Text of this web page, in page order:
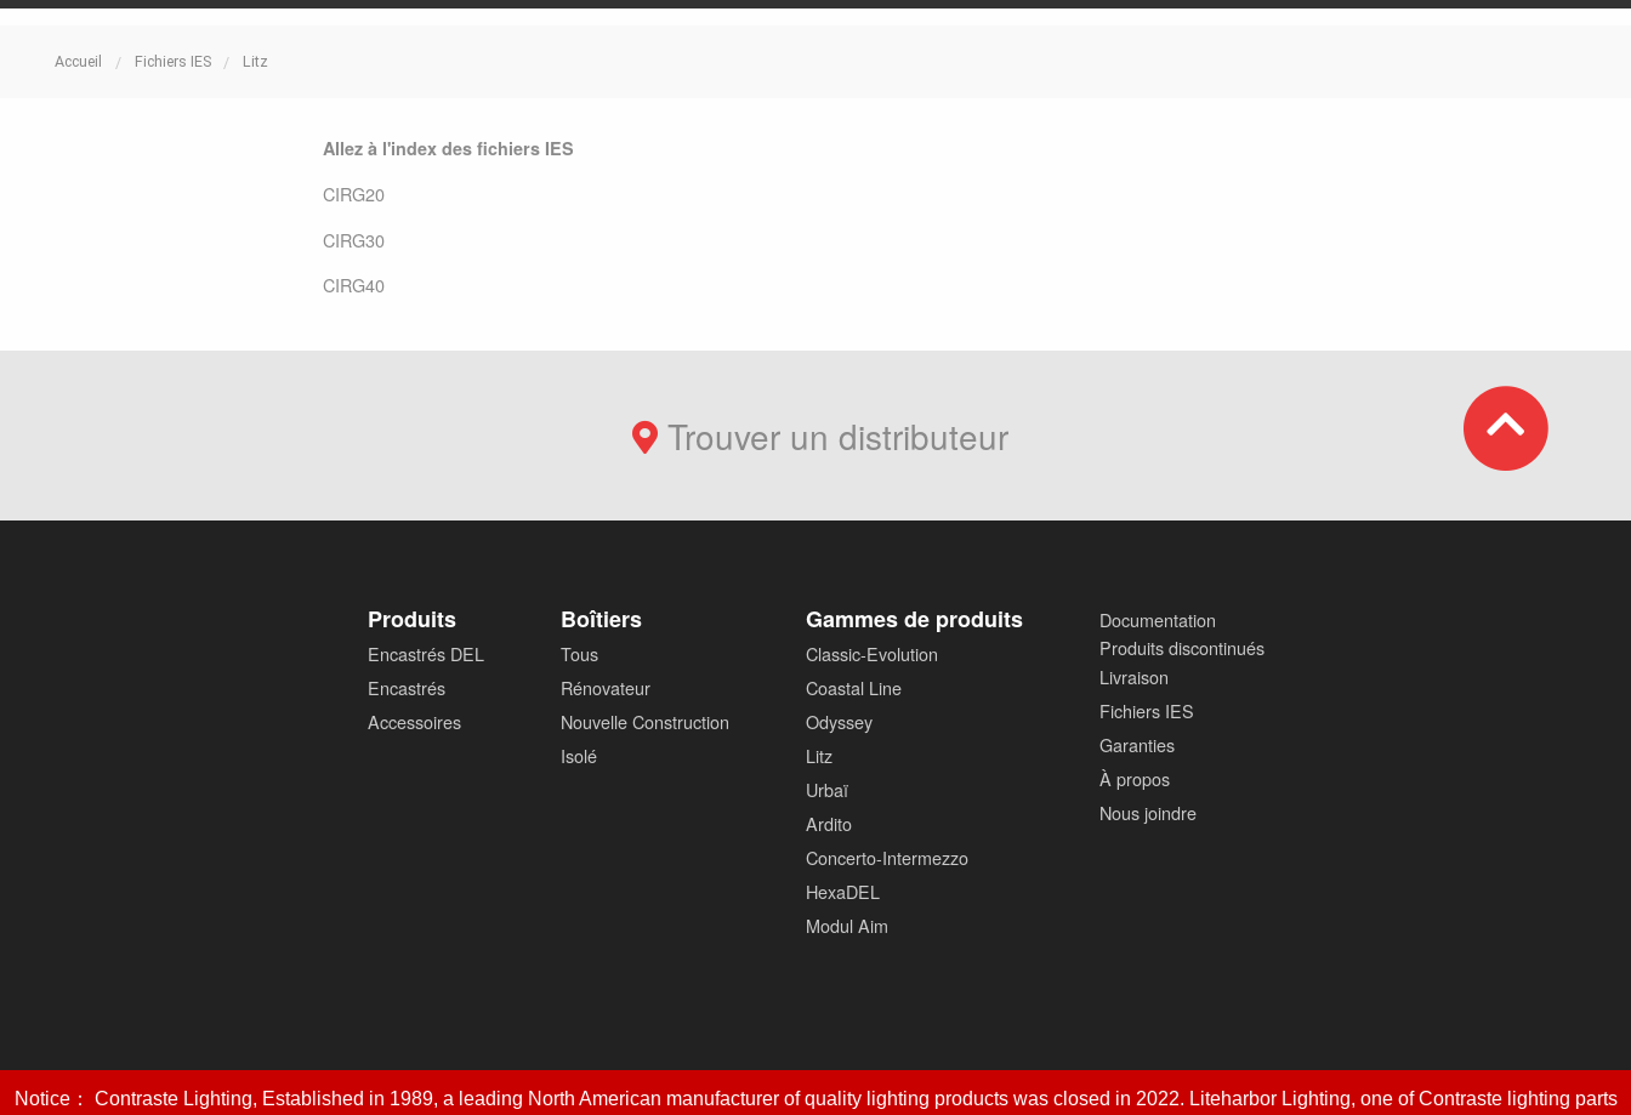
Accueil Fichiers IES Litz
Allez à l'index des fichiers IES
CIRG20
CIRG30
CIRG40
Trouver un distributeur
Produits
Encastrés DEL
Encastrés
Accessoires
Boîtiers
Tous
Rénovateur
Nouvelle Construction
Isolé
Gammes de produits
Classic-Evolution
Coastal Line
Odyssey
Litz
Urbaï
Ardito
Concerto-Intermezzo
HexaDEL
Modul Aim
Documentation
Produits discontinués
Livraison
Fichiers IES
Garanties
À propos
Nous joindre
Tous droits réservés. © Éclairage Contraste Inc. 2005-2022. Conditions d'utilisation
Notice： Contraste Lighting, Established in 1989, a leading North American manufacturer of quality lighting products was closed in 2022. Liteharbor Lighting, one of Contraste lighting parts